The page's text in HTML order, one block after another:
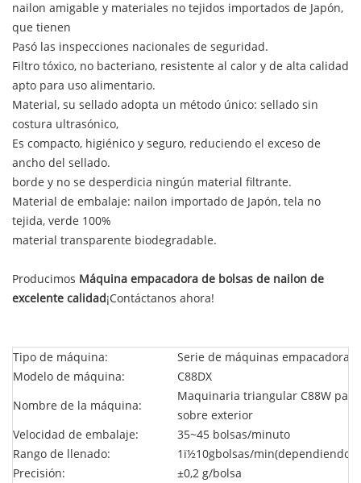
nailon amigable y materiales no tejidos importados de Japón,
que tienen
Pasó las inspecciones nacionales de seguridad.
Filtro tóxico, no bacteriano, resistente al calor y de alta calidad
apto para uso alimentario.
Material, su sellado adopta un método único: sellado sin
costura ultrasónico,
Es compacto, higiénico y seguro, reduciendo el exceso de
ancho del sellado.
borde y no se desperdicia ningún material filtrante.
Material de embalaje: nailon importado de Japón, tela no
tejida, verde 100%
material transparente biodegradable.
Producimos Máquina empacadora de bolsas de nailon de
excelente calidad¡Contáctanos ahora!
Tipo de máquina:
Serie de máquinas empacadoras
Modelo de máquina:
C88DX
Nombre de la máquina:
Maquinaria triangular C88W
sobre exterior
Velocidad de embalaje:
35~45 bolsas/minuto
Rango de llenado:
1ï½10gbolsas/min(dependiendo
Precisión:
±0,2 g/bolsa